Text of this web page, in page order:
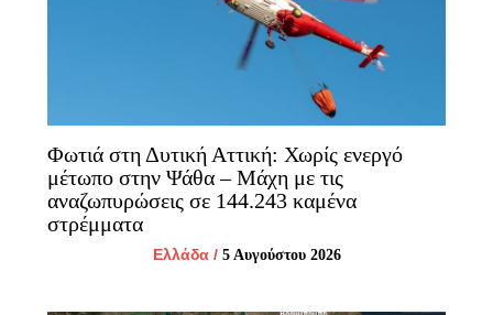
Φωτιά στη Δυτική Αττική: Χωρίς ενεργό
μέτωπο στην Ψάθα – Μάχη με τις
αναζωπυρώσεις σε 144.243 καμένα
στρέμματα
Ελλάδα/ 5 Αυγούστου 2026